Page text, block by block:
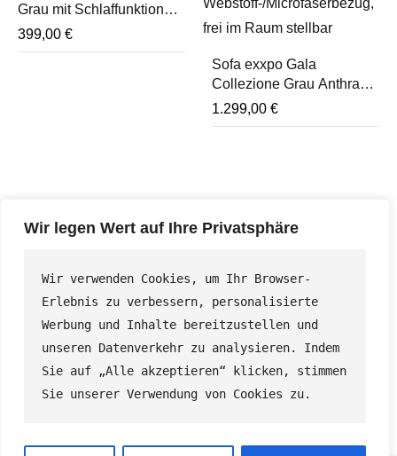
Wir legen Wert auf Ihre Privatsphäre
Wir verwenden Cookies, um Ihr Browser-
Erlebnis zu verbessern, personalisierte
Werbung und Inhalte bereitzustellen und
unseren Datenverkehr zu analysieren. Indem
Sie auf „Alle akzeptieren“ klicken, stimmen
Sie unserer Verwendung von Cookies zu.
Grau mit Schlaffunktion
und Bettkasten
399,00 €
Sofa exxpo Gala
Collezione Grau Anthrazit
– Polsterecke mit
Federkern & Kissen
1.299,00 €
Montag – Freitag: 10:00 – 18:00 | Samstag 10:00 – 16:00
| Sonntag geschlossen
Datenschutz FAQPflegetipps KontaktImpressumÜber Uns